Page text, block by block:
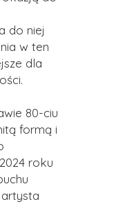
do niej
w ten
dla
80-ciu
formą i
roku